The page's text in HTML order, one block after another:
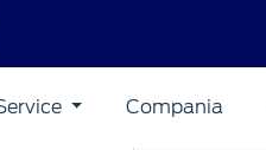
Compania